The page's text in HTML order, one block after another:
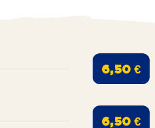
6,50 €
6,50 €